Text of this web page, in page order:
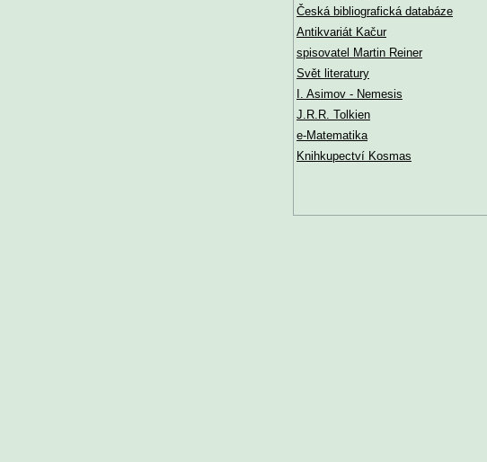
Česká bibliografická databáze
Antikvariát Kačur
spisovatel Martin Reiner
Svět literatury
I. Asimov - Nemesis
J.R.R. Tolkien
e-Matematika
Knihkupectví Kosmas